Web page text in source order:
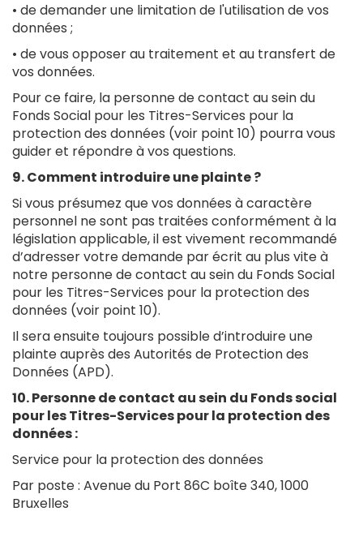
• de demander une limitation de l'utilisation de vos
données ;
• de vous opposer au traitement et au transfert de
vos données.
Pour ce faire, la personne de contact au sein du
Fonds Social pour les Titres-Services pour la
protection des données (voir point 10) pourra vous
guider et répondre à vos questions.
9. Comment introduire une plainte ?
Si vous présumez que vos données à caractère
personnel ne sont pas traitées conformément à la
législation applicable, il est vivement recommandé
d’adresser votre demande par écrit au plus vite à
notre personne de contact au sein du Fonds Social
pour les Titres-Services pour la protection des
données (voir point 10).
Il sera ensuite toujours possible d’introduire une
plainte auprès des Autorités de Protection des
Données (APD).
10. Personne de contact au sein du Fonds social
pour les Titres-Services pour la protection des
données :
Service pour la protection des données
Par poste : Avenue du Port 86C boîte 340, 1000
Bruxelles